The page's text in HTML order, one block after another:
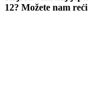
12? Možete nam